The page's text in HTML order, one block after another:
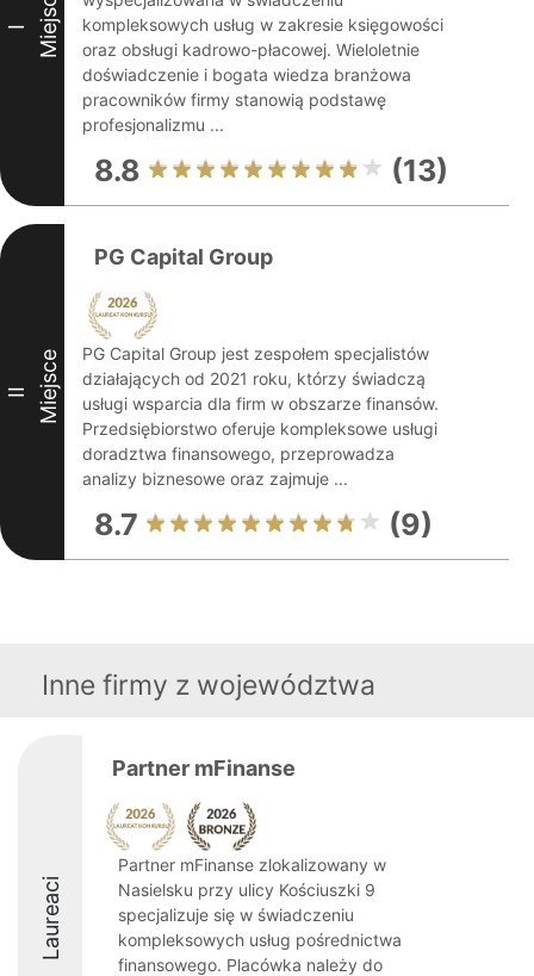
I Miejsce
kompleksowych usług w zakresie księgowości
oraz obsługi kadrowo-płacowej. Wieloletnie
doświadczenie i bogata wiedza branżowa
pracowników firmy stanowią podstawę
profesjonalizmu ...
8.8 (13)
II Miejsce
PG Capital Group
PG Capital Group jest zespołem specjalistów
działających od 2021 roku, którzy świadczą
usługi wsparcia dla firm w obszarze finansów.
Przedsiębiorstwo oferuje kompleksowe usługi
doradztwa finansowego, przeprowadza
analizy biznesowe oraz zajmuje ...
8.7 (9)
Inne firmy z województwa
Laureaci
Partner mFinanse
Partner mFinanse zlokalizowany w
Nasielsku przy ulicy Kościuszki 9
specjalizuje się w świadczeniu
kompleksowych usług pośrednictwa
finansowego. Placówka należy do